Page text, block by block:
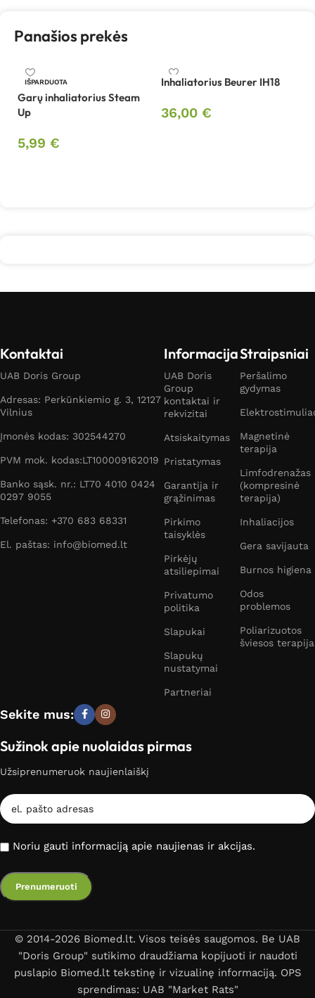
Panašios prekės
IŠPARDUOTA
Garų inhaliatorius Steam
Up
5,99 €
Inhaliatorius Beurer IH18
36,00 €
Kontaktai
UAB Doris Group
Adresas: Perkūnkiemio g. 3, 12127
Vilnius
Įmonės kodas: 302544270
PVM mok. kodas:LT100009162019
Banko sąsk. nr.: LT70 4010 0424
0297 9055
Telefonas: +370 683 68331
El. paštas: info@biomed.lt
Informacija
UAB Doris
Group
kontaktai ir
rekvizitai
Atsiskaitymas
Pristatymas
Garantija ir
grąžinimas
Pirkimo
taisyklės
Pirkėjų
atsiliepimai
Privatumo
politika
Slapukai
Slapukų
nustatymai
Partneriai
Straipsniai
Peršalimo
gydymas
Magnetinė
terapija
Limfodrenažas
(kompresinė
terapija)
Inhaliacijos
Gera savijauta
Burnos higiena
Odos
problemos
Poliarizuotos
šviesos terapija
Sekite mus:
Sužinok apie nuolaidas pirmas
Užsiprenumeruok naujienlaiškį
Noriu gauti informaciją apie naujienas ir akcijas.
© 2014-2026 Biomed.lt. Visos teisės saugomos. Be UAB
"Doris Group" sutikimo draudžiama kopijuoti ir naudoti
puslapio Biomed.lt tekstinę ir vizualinę informaciją. OPS
sprendimas: UAB "Market Rats"